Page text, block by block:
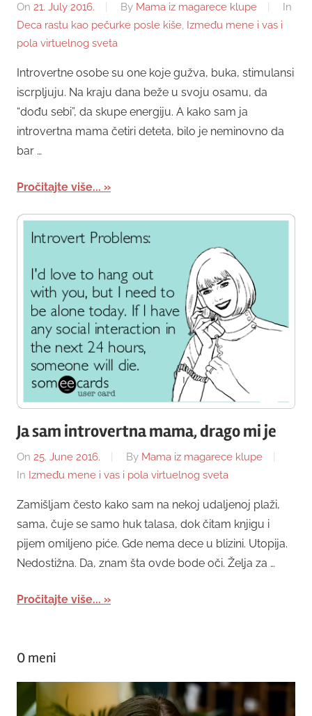
On 21. July 2016. By Mama iz magarece klupe
In
Deca rastu kao pečurke posle kiše, Između mene i vas i
pola virtuelnog sveta
Introvertne osobe su one koje gužva, buka, stimulansi
iscrpljuju. Na kraju dana beže u svoju osamu, da
“dođu sebi”, da skupe energiju. A kako sam ja
introvertna mama četiri deteta, bilo je neminovno da
bar …
Pročitajte više...
Ja sam introvertna mama, drago mi je
On 25. June 2016. By Mama iz magarece klupe
In Između mene i vas i pola virtuelnog sveta
Zamišljam često kako sam na nekoj udaljenoj plaži,
sama, čuje se samo huk talasa, dok čitam knjigu i
pijem omiljeno piće. Gde nema dece u blizini. Utopija.
Nedostižna. Da, znam šta ovde bode oči. Želja za …
Pročitajte više...
O meni